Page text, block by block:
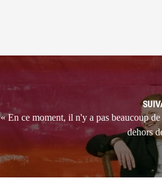
« En ce moment, il n'y a pas beaucoup
dehors